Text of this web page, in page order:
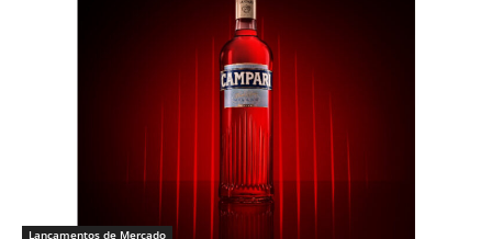
Lançamentos de Mercado